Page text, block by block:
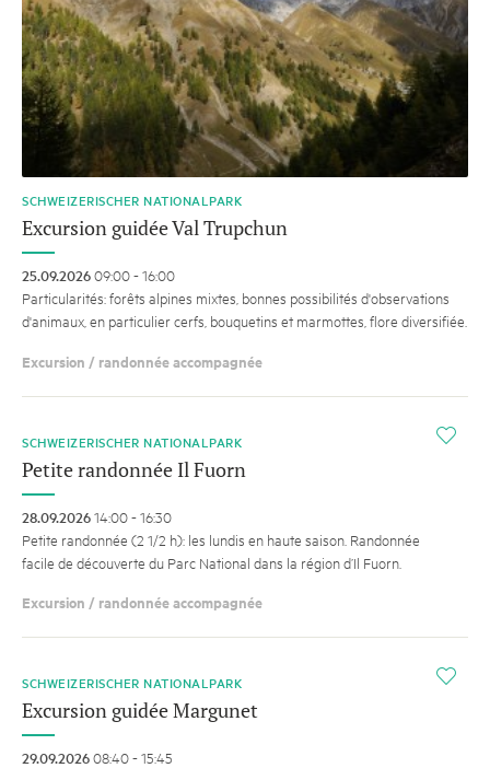
SCHWEIZERISCHER NATIONALPARK
Excursion guidée Val Trupchun
25.09.202609:00 - 16:00
Particularités: forêts alpines mixtes, bonnes possibilités d'observations
d'animaux, en particulier cerfs, bouquetins et marmottes, flore diversifiée.
Excursion / randonnée accompagnée
i
SCHWEIZERISCHER NATIONALPARK
Petite randonnée Il Fuorn
28.09.202614:00 - 16:30
Petite randonnée (2 1/2 h): les lundis en haute saison. Randonnée
facile de découverte du Parc National dans la région d’Il Fuorn.
Excursion / randonnée accompagnée
i
SCHWEIZERISCHER NATIONALPARK
Excursion guidée Margunet
29.09.202608:40 - 15:45